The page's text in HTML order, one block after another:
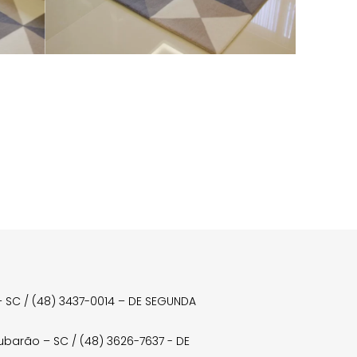
/ (48) 3437-0014 – DE SEGUNDA
– SC / (48) 3626-7637 - DE